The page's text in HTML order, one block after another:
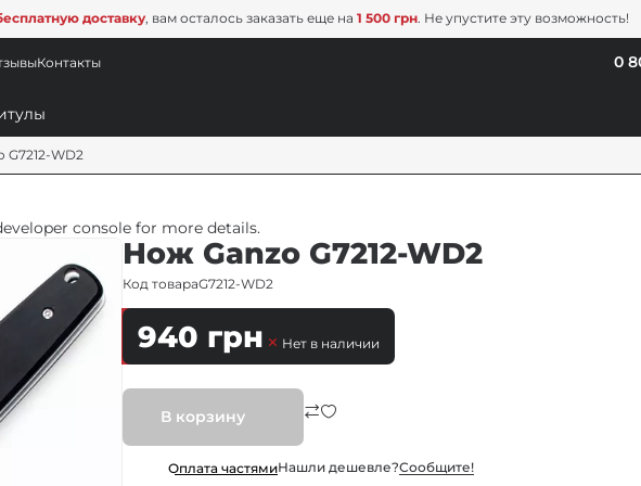
доставку, вам осталось заказать еще на1 500 грн. Не упустите эту возможность!
0
Контакты
G7212-WD2
console for more details.
Нож Ganzo G7212-WD2
Код товараG7212-WD2
940 грн Нет в наличии
В корзину
Оплата частямиНашли дешевле?Сообщите!